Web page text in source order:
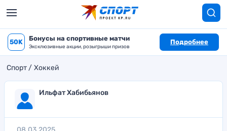
50K Бонусы на спортивные матчи
Эксклюзивные акции, розыгрыши призов
Подробнее
Спорт Хоккей
Ильфат Хабибьянов